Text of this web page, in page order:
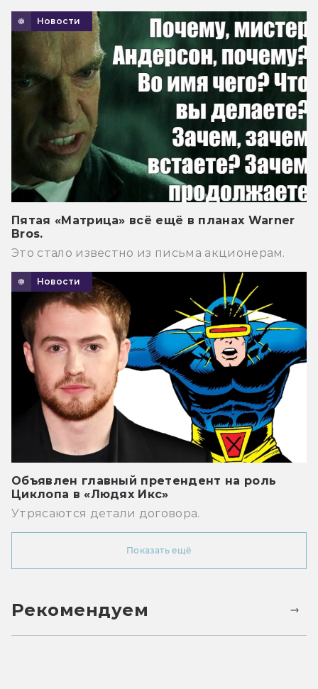
Новости
Пятая «Матрица» всё ещё в планах Warner
Bros.
Это стало известно из письма акционерам.
Новости
Объявлен главный претендент на роль
Циклопа в «Людях Икс»
Утрясаются детали договора.
Показать ещё
Рекомендуем